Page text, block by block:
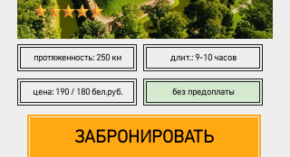
протяженность: 250 км длит.: 9-10 часов
цена: 190 / 180 бел.руб. без предоплаты
ЗАБРОНИРОВАТЬ